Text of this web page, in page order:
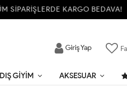
KARGO BEDAVA!
Giriş Yap
DIŞ GIYIM AKSESUAR